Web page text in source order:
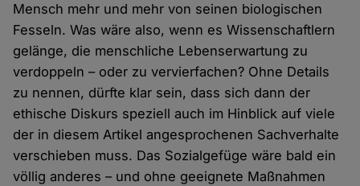
Mensch mehr und mehr von seinen biologischen
Fesseln. Was wäre also, wenn es Wissenschaftlern
gelänge, die menschliche Lebenserwartung zu
verdoppeln – oder zu vervierfachen? Ohne Details
zu nennen, dürfte klar sein, dass sich dann der
ethische Diskurs speziell auch im Hinblick auf viele
der in diesem Artikel angesprochenen Sachverhalte
verschieben muss. Das Sozialgefüge wäre bald ein
völlig anderes – und ohne geeignete Maßnahmen